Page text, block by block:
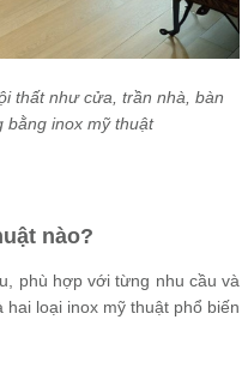
thất như cửa, trần nhà, bàn
bằng inox mỹ thuật
nào?
phù hợp với từng nhu cầu và
loại inox mỹ thuật phổ biến